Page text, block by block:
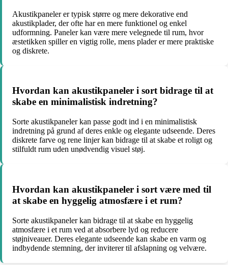
Akustikpaneler er typisk større og mere dekorative end
akustikplader, der ofte har en mere funktionel og enkel
udformning. Paneler kan være mere velegnede til rum, hvor
æstetikken spiller en vigtig rolle, mens plader er mere praktiske
og diskrete.
Hvordan kan akustikpaneler i sort bidrage til at
skabe en minimalistisk indretning?
Sorte akustikpaneler kan passe godt ind i en minimalistisk
indretning på grund af deres enkle og elegante udseende. Deres
diskrete farve og rene linjer kan bidrage til at skabe et roligt og
stilfuldt rum uden unødvendig visuel støj.
Hvordan kan akustikpaneler i sort være med til
at skabe en hyggelig atmosfære i et rum?
Sorte akustikpaneler kan bidrage til at skabe en hyggelig
atmosfære i et rum ved at absorbere lyd og reducere
støjniveauer. Deres elegante udseende kan skabe en varm og
indbydende stemning, der inviterer til afslapning og velvære.